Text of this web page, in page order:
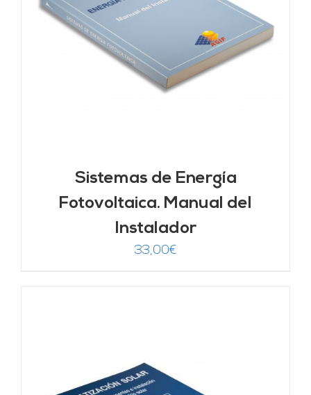
Sistemas de Energía
Fotovoltaica. Manual del
Instalador
33,00€